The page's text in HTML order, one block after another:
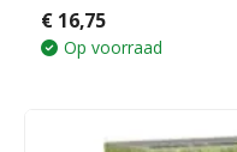
0 out of 5
€ 16,75
Op voorraad